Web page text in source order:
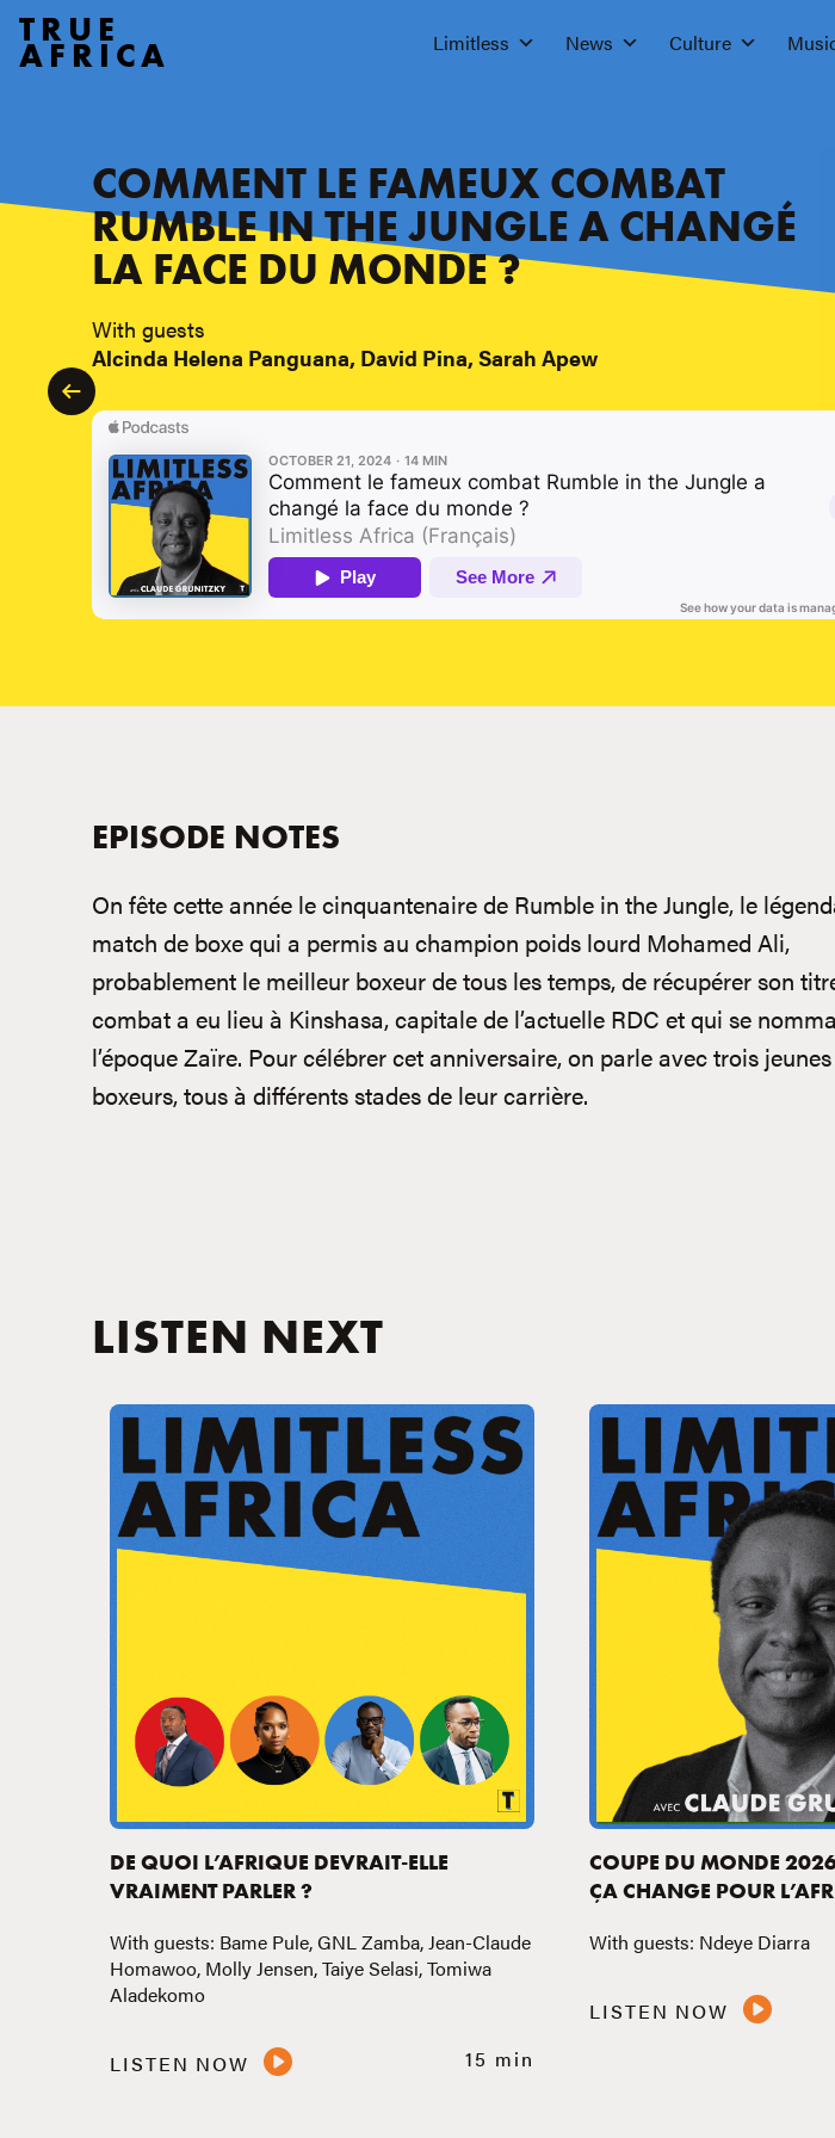
TRUE
AFRICA Limitless News Culture
COMMENT LE FAMEUX COMBAT
RUMBLE IN THE JUNGLE A CHANGÉ
LA FACE DU MONDE ?
With guests
Alcinda Helena Panguana, David Pina, Sarah Apew
EPISODE NOTES
On fête cette année le cinquantenaire de Rumble in the Jungle, le
match de boxe qui a permis au champion poids lourd Mohamed Ali,
probablement le meilleur boxeur de tous les temps, de récupérer son
combat a eu lieu à Kinshasa, capitale de l’actuelle RDC et qui se
l’époque Zaïre. Pour célébrer cet anniversaire, on parle avec trois jeunes
boxeurs, tous à différents stades de leur carrière.
LISTEN NEXT
DE QUOI L’AFRIQUE DEVRAIT-ELLE
VRAIMENT PARLER ?
With guests: Bame Pule, GNL Zamba, Jean-Claude
Homawoo, Molly Jensen, Taiye Selasi, Tomiwa
Aladekomo
LISTEN NOW 15 min
COUPE DU MONDE 2026
ÇA CHANGE POUR
With guests: Ndeye Diarra
LISTEN NOW